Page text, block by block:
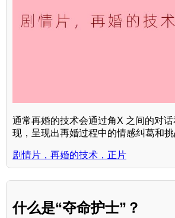
通常再婚的技术会通过角X 之间的对
现，呈现出再婚过程中的情感纠葛和挑
剧情片，再婚的技术，正片
什么是“夺命护士”？